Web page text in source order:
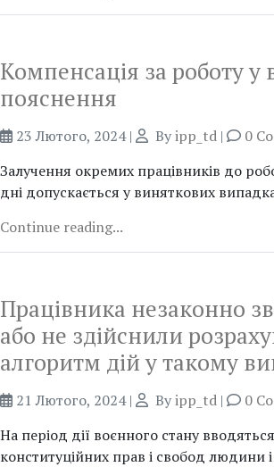
Компенсація за роботу у
пояснення
23 Лютого, 2024| Byipp_td |
0
Залучення окремих працівників до
дні допускається у виняткових
Continue reading...
Працівника незаконно
або не здійснили
алгоритм дій у такому
21 Лютого, 2024| Byipp_td |
0
На період дії воєнного стану
конституційних прав і свобод людини